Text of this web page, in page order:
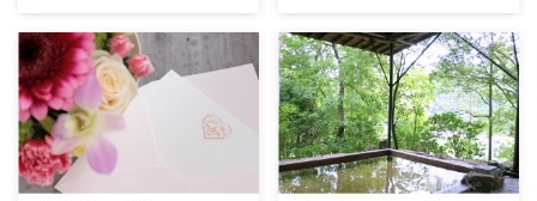
年齢６９歳の年に行うのがし
きたりです。 しかし、現在で
は、満年齢で年齢を把握する
ことが普通になっていますの
で、満年齢７０歳の年にお祝
いをする ...
る飾りのこと、｢のし紙」がの
しと水引が印刷された紙のこ
とです。 のし紙は一般贈答と
慶事で使います。 古希祝いは
慶事なので、のし紙を掛けま
す。 飾りとしての｢の ...
た際に電話や手紙でお礼を伝
えます。 手紙でお礼を言う際
に書く基本の事柄としては、
次の通りです。 お祝いをいた
だいたお礼の言葉 今まで支え
てくれたことへの感謝の気持
ち 近況や心持ち 今後も変わら
ず付き合いを願う言葉 内祝い
でお祝いの気持ちを書き記せ
ば問題ありません。 手紙を書
くときのポイントとしては、
年寄り扱いするような表現は
避け、今後の人生へのエール
を送るような文章を書くこと
です。 恩師など目上の他人に
出す手紙は、礼儀を意識し